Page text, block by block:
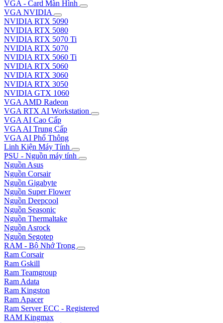
VGA - Card Màn Hình
VGA NVIDIA
NVIDIA RTX 5090
NVIDIA RTX 5080
NVIDIA RTX 5070 Ti
NVIDIA RTX 5070
NVIDIA RTX 5060 Ti
NVIDIA RTX 5060
NVIDIA RTX 3060
NVIDIA RTX 3050
NVIDIA GTX 1060
VGA AMD Radeon
VGA RTX AI Workstation
VGA AI Cao Cấp
VGA AI Trung Cấp
VGA AI Phổ Thông
Linh Kiện Máy Tính
PSU - Nguồn máy tính
Nguồn Asus
Nguồn Corsair
Nguồn Gigabyte
Nguồn Super Flower
Nguồn Deepcool
Nguồn Seasonic
Nguồn Thermaltake
Nguồn Asrock
Nguồn Segotep
RAM - Bộ Nhớ Trong
Ram Corsair
Ram Gskill
Ram Teamgroup
Ram Adata
Ram Kingston
Ram Apacer
Ram Server ECC - Registered
RAM Kingmax